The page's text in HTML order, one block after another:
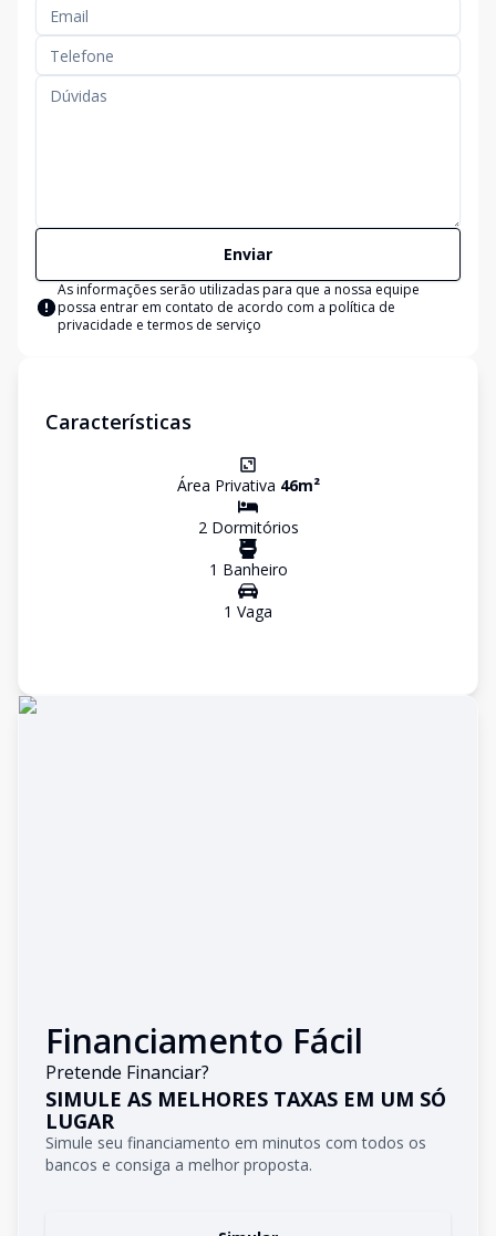
Enviar
As informações serão utilizadas para que a nossa equipe
possa entrar em contato de acordo com a política de
privacidade e termos de serviço
Características
Área Privativa 46m²
2Dormitórios
1 Banheiro
1 Vaga
Financiamento Fácil
Pretende Financiar?
SIMULE AS MELHORES TAXAS EM UM SÓ
LUGAR
Simule seu financiamento em minutos com todos os
bancos e consiga a melhor proposta.